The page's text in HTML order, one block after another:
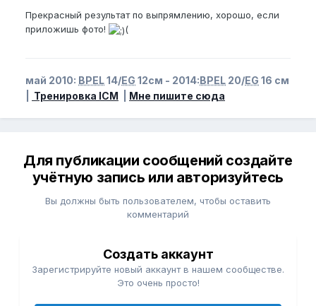
Прекрасный результат по выпрямлению, хорошо, если
приложишь фото!
(
май 2010: BPEL14/EG 12см - 2014:BPEL 20/EG 16 см
Тренировка ICM Мне пишите сюда
Для публикации сообщений создайте
учётную запись или авторизуйтесь
Вы должны быть пользователем, чтобы оставить
комментарий
Создать аккаунт
Зарегистрируйте новый аккаунт в нашем сообществе.
Это очень просто!